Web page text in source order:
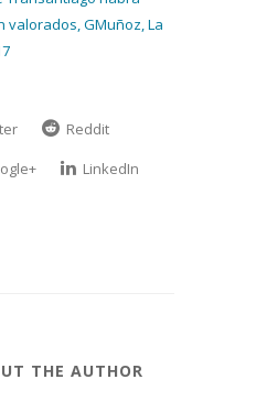
valorados, GMuñoz, La
Reddit
LinkedIn
THE AUTHOR